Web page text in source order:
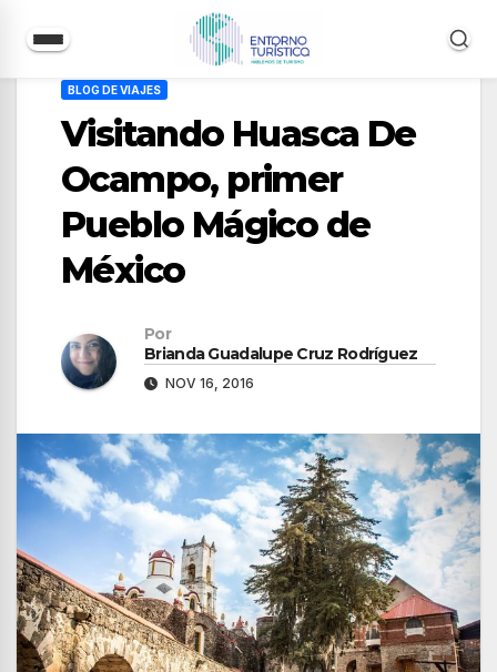
contenido
BLOG DE VIAJES
Visitando Huasca De
Ocampo, primer
Pueblo Mágico de
México
Por
Brianda Guadalupe Cruz Rodríguez
NOV 16, 2016